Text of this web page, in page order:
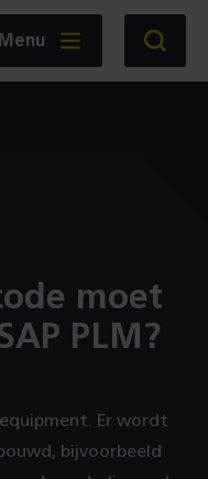
Menu Zoeken
moet
PLM?
Er wordt
bijvoorbeeld